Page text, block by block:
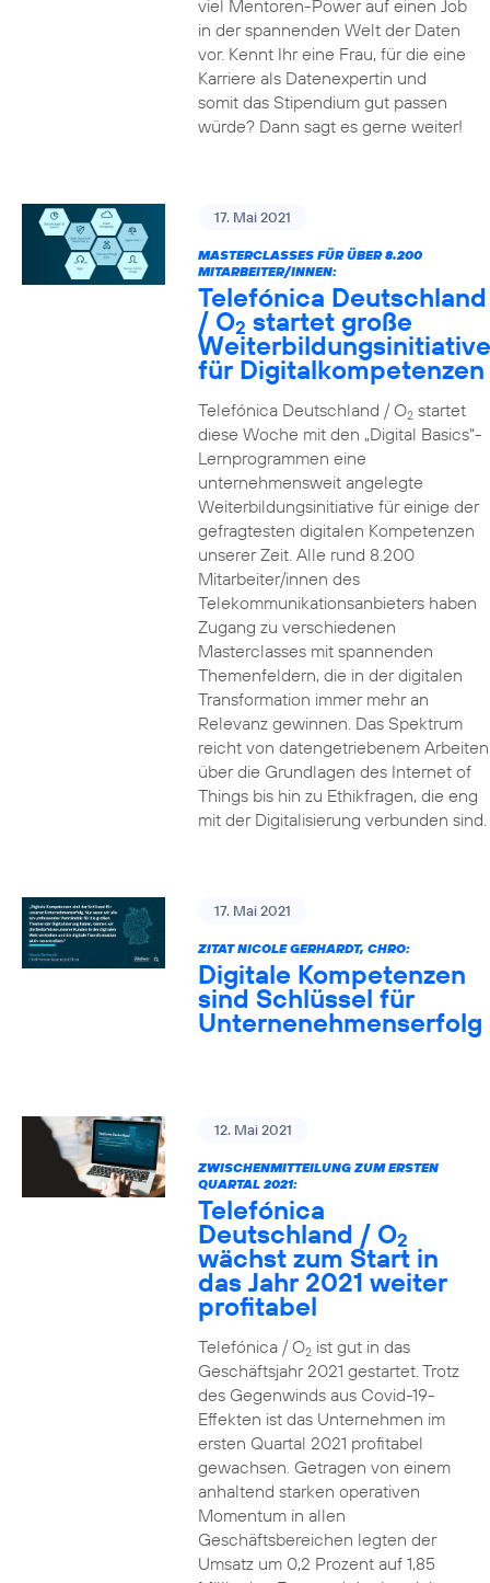
viel Mentoren-Power auf einen Job
in der spannenden Welt der Daten
vor. Kennt Ihr eine Frau, für die eine
Karriere als Datenexpertin und
somit das Stipendium gut passen
würde? Dann sagt es gerne weiter!
17. Mai 2021
MASTERCLASSES FÜR ÜBER 8.200
MITARBEITER/INNEN:
Telefónica Deutschland
/ O2 startet große
Weiterbildungsinitiative
für Digitalkompetenzen
Telefónica Deutschland / O2startet
diese Woche mit den „Digital Basics“-
Lernprogrammen eine
unternehmensweit angelegte
Weiterbildungsinitiative für einige der
gefragtesten digitalen Kompetenzen
unserer Zeit. Alle rund 8.200
Mitarbeiter/innen des
Telekommunikationsanbieters haben
Zugang zu verschiedenen
Masterclasses mit spannenden
Themenfeldern, die in der digitalen
Transformation immer mehr an
Relevanz gewinnen. Das Spektrum
reicht von datengetriebenem Arbeiten
über die Grundlagen des Internet of
Things bis hin zu Ethikfragen, die eng
mit der Digitalisierung verbunden sind.
17. Mai 2021
ZITAT NICOLE GERHARDT, CHRO:
Digitale Kompetenzen
sind Schlüssel für
Unternenehmenserfolg
12. Mai 2021
ZWISCHENMITTEILUNG ZUM ERSTEN
QUARTAL 2021:
Telefónica
Deutschland / O2
wächst zum Start in
das Jahr 2021 weiter
profitabel
Telefónica / O2ist gut in das
Geschäftsjahr 2021 gestartet. Trotz
des Gegenwinds aus Covid-19-
Effekten ist das Unternehmen im
ersten Quartal 2021 profitabel
gewachsen. Getragen von einem
anhaltend starken operativen
Momentum in allen
Geschäftsbereichen legten der
Umsatz um 0,2 Prozent auf 1,85